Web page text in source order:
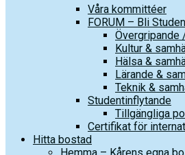
Våra kommittéer
FORUM – Bli
Övergripande
Kultur &
Hälsa &
Lärande &
Teknik &
Studentinflytande
Tillgängliga
Certifikat för
Hitta bostad